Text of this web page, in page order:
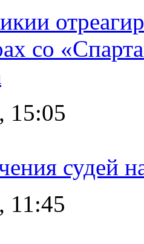
со
15:05
судей
11:45